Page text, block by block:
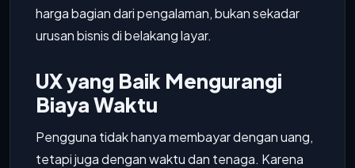
harga bagian dari pengalaman, bukan sekadar
urusan bisnis di belakang layar.
UX yang Baik Mengurangi
Biaya Waktu
Pengguna tidak hanya membayar dengan uang,
tetapi juga dengan waktu dan tenaga. Karena